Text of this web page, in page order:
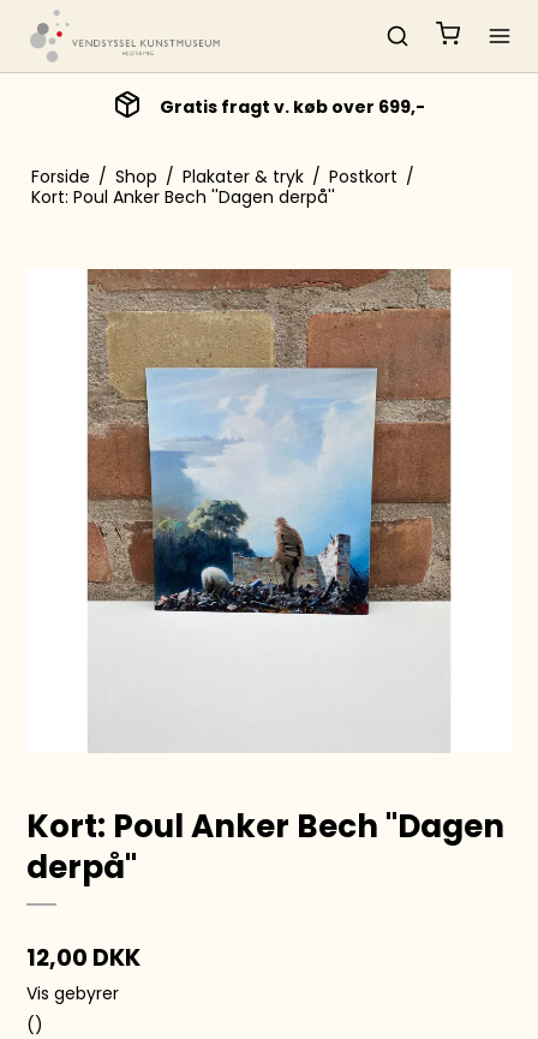
Gratis fragt v. køb over 699,-
Forside / Shop / Plakater & tryk / Postkort /
Kort: Poul Anker Bech ''Dagen derpå''
Kort: Poul Anker Bech ''Dagen
derpå''
12,00 DKK
Vis gebyrer
()